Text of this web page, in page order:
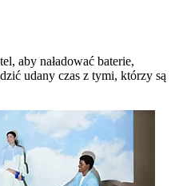
aby naładować baterie,
udany czas z tymi, którzy są